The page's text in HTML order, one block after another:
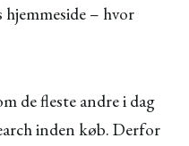
hjemmeside – hvor
de fleste andre i dag
inden køb. Derfor